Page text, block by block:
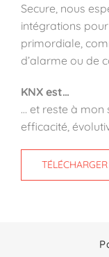
Secure, nous
intégrations
primordiale,
d’alarme ou de
KNX est…
… et reste à mon
efficacité,